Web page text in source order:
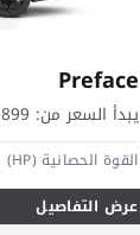
Preface
يبدأ السعر من:
القوة الحصانية (HP)
عرض التفاصيل